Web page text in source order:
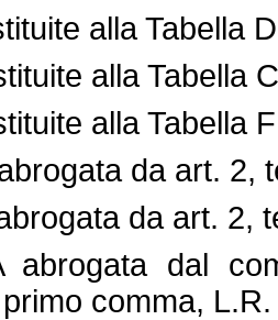
alla Tabella
alla Tabella
alla Tabella
da art. 2,
da art. 2,
abrogata dal
comma,